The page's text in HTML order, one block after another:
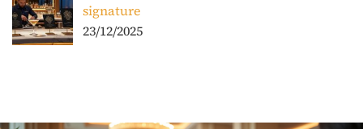
signature
23/12/2025